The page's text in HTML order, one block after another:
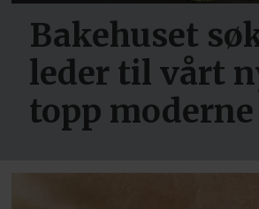
Bakehuset
leder til vårt
topp